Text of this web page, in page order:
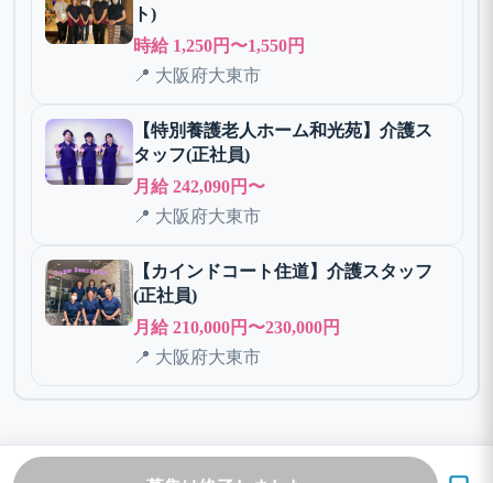
ト)
時給 1,250円〜1,550円
📍 大阪府大東市
【特別養護老人ホーム和光苑】介護ス
タッフ(正社員)
月給 242,090円〜
📍 大阪府大東市
【カインドコート住道】介護スタッフ
(正社員)
月給 210,000円〜230,000円
📍 大阪府大東市